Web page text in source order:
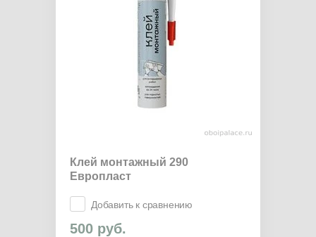
Клей монтажный 290
Европласт
Добавить к сравнению
500 руб.